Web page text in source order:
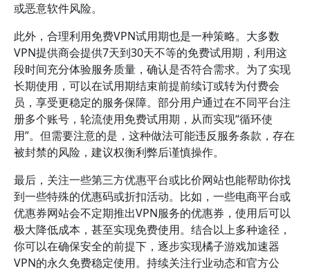
或恶意软件风险。
此外，合理利用免费VPN试用期也是一种策略。大多数
VPN提供商会提供7天到30天不等的免费试用期，利用这
段时间充分体验服务质量，确认是否符合需求。为了实现
长期使用，可以在试用期结束前提前续订或转为付费会
员，享受更稳定的服务保障。部分用户通过在不同平台注
册多个账号，轮流使用免费试用期，从而实现“循环使
用”。但需要注意的是，这种做法可能违反服务条款，存在
被封禁的风险，建议权衡利弊后谨慎操作。
最后，关注一些第三方优惠平台或比价网站也能帮助你找
到一些特殊的优惠码或折扣活动。比如，一些电商平台或
优惠券网站会不定期推出VPN服务的优惠券，使用后可以
极大降低成本，甚至实现免费使用。结合以上多种途径，
你可以在确保安全的前提下，逐步实现橘子游戏加速器
VPN的永久免费稳定使用。持续关注行业动态和官方公